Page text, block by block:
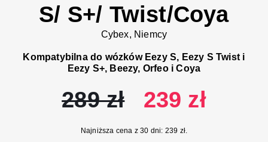
S/ S+/ Twist/Coya
Cybex, Niemcy
Kompatybilna do wózków Eezy S, Eezy S Twist i
Eezy S+, Beezy, Orfeo i Coya
289zł 239 zł
Najniższa cena z 30 dni: 239 zł.